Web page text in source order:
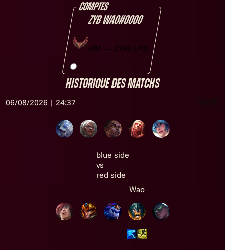
comptes
ZYB WAO#0000
GM — 2336 LPS
Historique des matchs
06/08/2026 | 24:37
blue side
vs
red side
Wao